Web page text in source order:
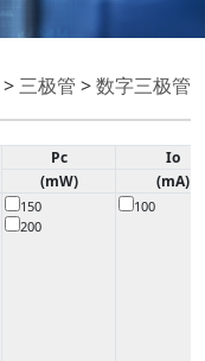
>三极管 >数字三极管
Pc
Io
(mW)
(mA)
150
200
100